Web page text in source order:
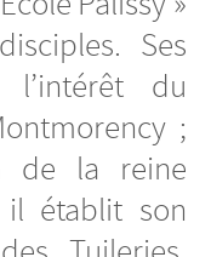
Ses
l’intérêt du
;
de la reine
il établit son